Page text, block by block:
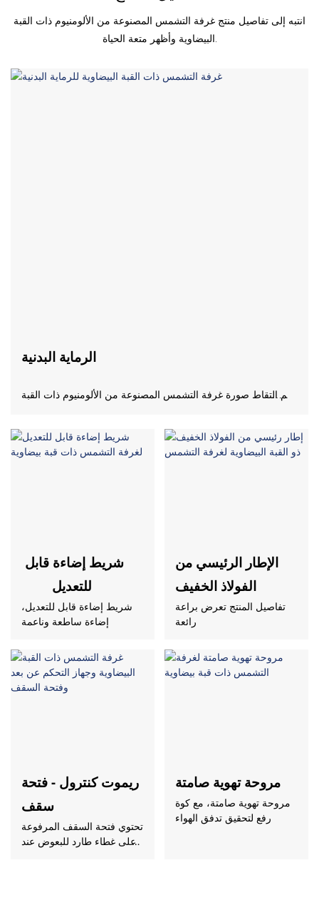
انتبه إلى تفاصيل منتج غرفة التشمس المصنوعة من الألومنيوم ذات القبة
البيضاوية وأظهر متعة الحياة.
الرماية البدنية
تم التقاط صورة غرفة التشمس المصنوعة من الألومنيوم ذات القبة
شريط إضاءة قابل
للتعديل
شريط إضاءة قابل للتعديل،
إضاءة ساطعة وناعمة
الإطار الرئيسي من
الفولاذ الخفيف
تفاصيل المنتج تعرض براعة
رائعة
ريموت كنترول - فتحة
تحتوي فتحة السقف المرفوعة
على غطاء طارد للبعوض عند
مروحة تهوية صامتة
مروحة تهوية صامتة، مع كوة
رفع لتحقيق تدفق الهواء